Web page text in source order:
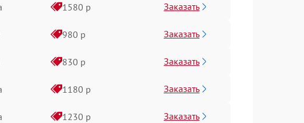
1580 р Заказать
980 р Заказать
830 р Заказать
1180 р Заказать
1230 р Заказать